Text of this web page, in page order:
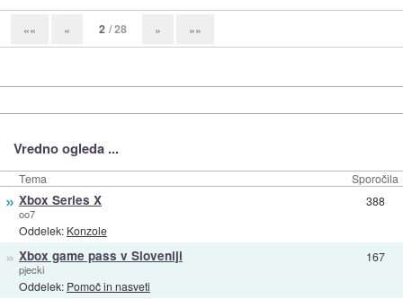
«« « 2 / 28 » »»
Vredno ogleda ...
Tema Sporočila
» Xbox Series X
oo7
Oddelek: Konzole
388
» Xbox game pass v Sloveniji
pjecki
Oddelek: Pomoč in nasveti
167